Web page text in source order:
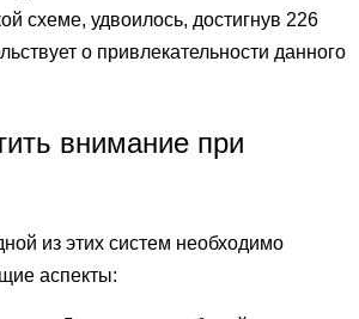
схеме, удвоилось, достигнув 226
о привлекательности данного
внимание при
из этих систем необходимо
аспекты: